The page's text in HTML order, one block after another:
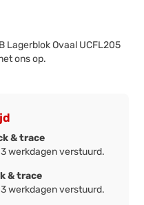
Lagerblok Ovaal UCFL205
ons op.
& trace
werkdagen verstuurd.
& trace
werkdagen verstuurd.